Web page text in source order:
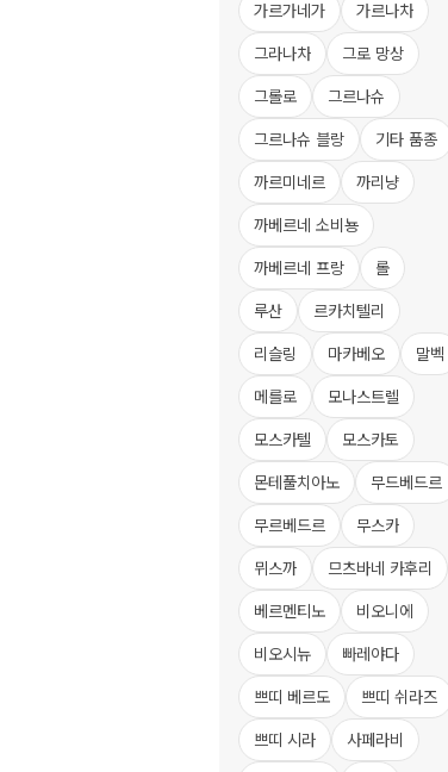
가르가네가 가르나차
그라나차 그로 망상
그롤로 그르나슈
그르나슈 블랑 기타 품종
까르미네르 까리냥
까베르네 소비뇽
까베르네 프랑 롤
루산 르카치텔리
리슬링 마카베오 말벡
메를로 모나스트렐
모스카텔 모스카토
몬테풀치아노 무드베드르
무르베드르 무스카
뮈스까 므츠바네 카후리
베르멘티노 비오니에
비오시뉴 빠레야다
쁘띠 베르도 쁘띠 쉬라즈
쁘띠 시라 사페라비